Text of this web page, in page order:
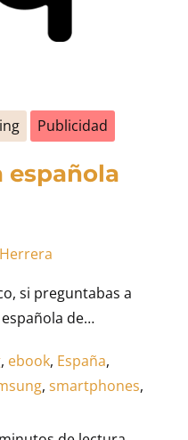
Publicidad
española
si preguntabas a
de…
, ebook, España,
, smartphones,